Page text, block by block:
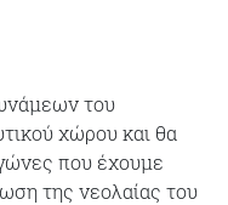
του
χώρου και θα
που έχουμε
της νεολαίας του